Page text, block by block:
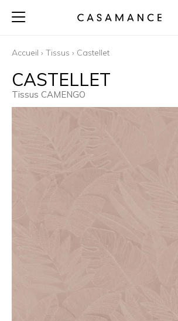
Accueil › Tissus › Castellet
CASTELLET
Tissus CAMENGO